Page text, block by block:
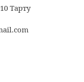
Тарту